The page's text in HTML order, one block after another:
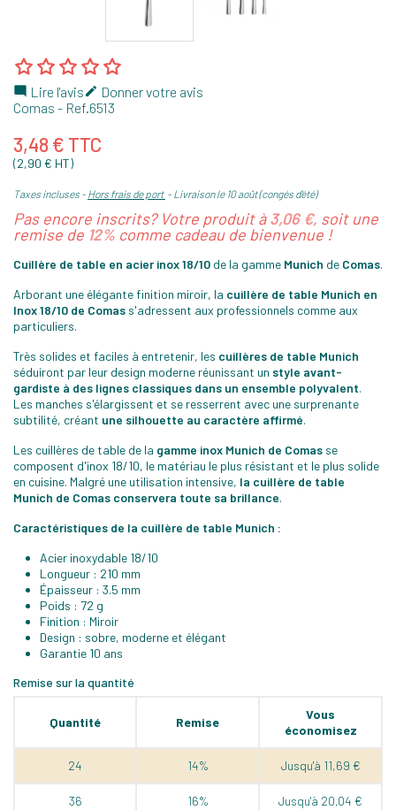
 Lire l'avis Donner votre avis
Comas - Ref.6513
3,48 € TTC
(2,90 € HT)
Taxes incluses Hors frais de port Livraison le 10 août (congés d'été)
Pas encore inscrits? Votre produit à3,06 €, soit une
remise de 12% comme cadeau de bienvenue !
Cuillère de table en acier inox 18/10 de la gamme Munich de Comas.
Arborant une élégante finition miroir, la cuillère de table Munich en
Inox 18/10 de Comas s'adressent aux professionnels comme aux
particuliers.
Très solides et faciles à entretenir, les cuillères de table Munich
séduiront par leur design moderne réunissant un style avant-
gardiste à des lignes classiques dans un ensemble polyvalent.
Les manches s'élargissent et se resserrent avec une surprenante
subtilité, créant une silhouette au caractère affirmé.
Les cuillères de table de la gamme inox Munich de Comas se
composent d'inox 18/10, le matériau le plus résistant et le plus solide
en cuisine. Malgré une utilisation intensive, la cuillère de table
Munich de Comas conservera toute sa brillance.
Caractéristiques de la cuillère de table Munich :
Acier inoxydable 18/10
Longueur : 210 mm
Épaisseur : 3.5 mm
Poids : 72 g
Finition : Miroir
Design : sobre, moderne et élégant
Garantie 10 ans
Remise sur la quantité
Quantité Remise
Vous
économisez
24 14% Jusqu'à 11,69 €
36 16% Jusqu'à 20,04 €